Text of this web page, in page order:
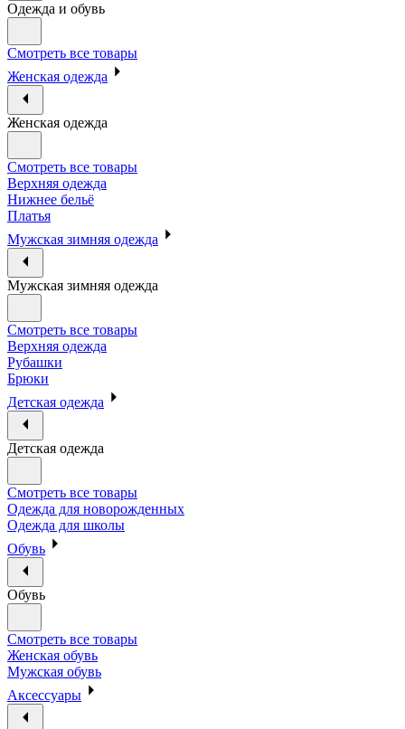
Одежда и обувь
Смотреть все товары
Женская одежда
Женская одежда
Смотреть все товары
Верхняя одежда
Нижнее бельё
Платья
Мужская зимняя одежда
Мужская зимняя одежда
Смотреть все товары
Верхняя одежда
Рубашки
Брюки
Детская одежда
Детская одежда
Смотреть все товары
Одежда для новорожденных
Одежда для школы
Обувь
Обувь
Смотреть все товары
Женская обувь
Мужская обувь
Аксессуары